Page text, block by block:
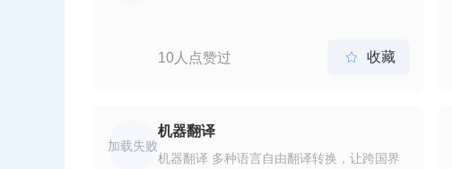
10人点赞过  收藏
加载失败
机器翻译
机器翻译 多种语言自由翻译转换，让跨国界